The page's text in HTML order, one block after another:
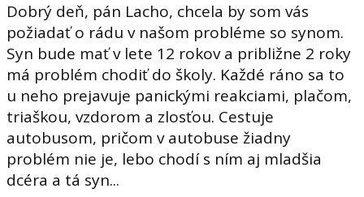
Dobrý deň, pán Lacho, chcela by som vás
požiadať o rádu v našom probléme so synom.
Syn bude mať v lete 12 rokov a približne 2 roky
má problém chodiť do školy. Každé ráno sa to
u neho prejavuje panickými reakciami, plačom,
triaškou, vzdorom a zlosťou. Cestuje
autobusom, pričom v autobuse žiadny
problém nie je, lebo chodí s ním aj mladšia
dcéra a tá syn...